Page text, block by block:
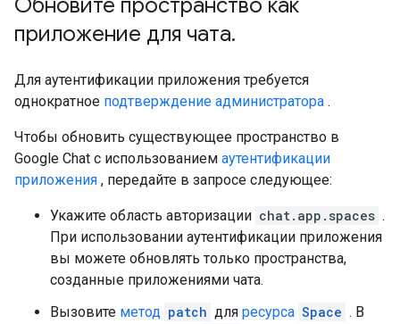
Обновите пространство как
приложение для чата.
Для аутентификации приложения требуется
однократное подтверждение администратора .
Чтобы обновить существующее пространство в
Google Chat с использованием аутентификации
приложения , передайте в запросе следующее:
Укажите область авторизации chat.app.spaces .
При использовании аутентификации приложения
вы можете обновлять только пространства,
созданные приложениями чата.
Вызовите метод patch для ресурса Space . В